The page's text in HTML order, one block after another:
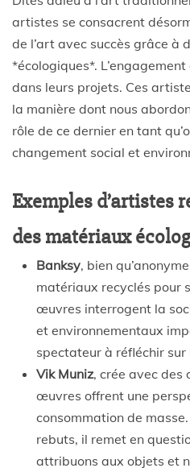
artistes se consacrent
de l’art avec succès grâce à
*écologiques*.
dans leurs projets. Ces
la manière dont nous
rôle de ce dernier en tant
changement social et
Exemples d’artistes
des matériaux
Banksy, bien
matériaux recyclés pour
œuvres interrogent la
et environnementaux
spectateur à réfléchir
Vik Muniz, crée avec des
œuvres offrent une
consommation de
rebuts, il remet en
attribuons aux objets et